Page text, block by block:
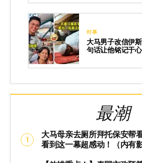
时事
大马男子改信伊
句话让他铭记于心
最潮
大马母亲去厕所拜托保安帮
看到这一幕超感动！（内有